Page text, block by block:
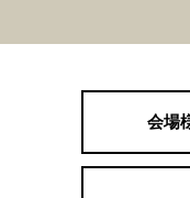
会場